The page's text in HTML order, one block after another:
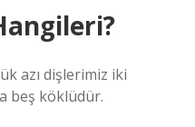
azı dişlerimiz iki
beş köklüdür.